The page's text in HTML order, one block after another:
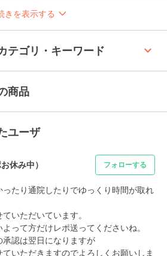
きを表示する
テゴリ・キーワード keyboard_arrow_up
商品
ユーザ
休み中） フォローする
たり通院したりでゆっくり時間が取れ
いただいています。
って方だけレポ送ってくださいね。
認は翌日になりますが
いただきますのでよろしくお願いしま